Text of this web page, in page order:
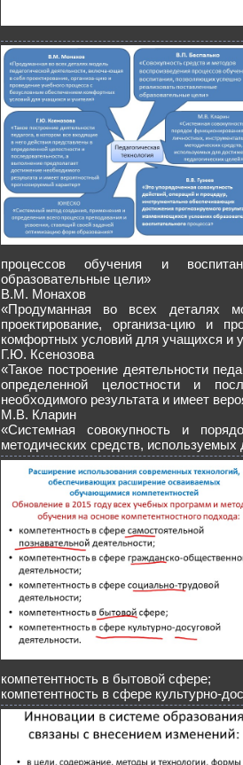
процессов обучения и
образовательные цели»
В.М. Монахов
«Продуманная во всех деталях
проектирование, организа-цию и
комфортных условий для учащихся и
Г.Ю. Ксенозова
«Такое построение деятельности
определенной целостности и
необходимого результата и имеет
М.В. Кларин
«Системная совокупность и
методических средств, используемых
компетентность в бытовой сфере;
компетентность в сфере культурно-